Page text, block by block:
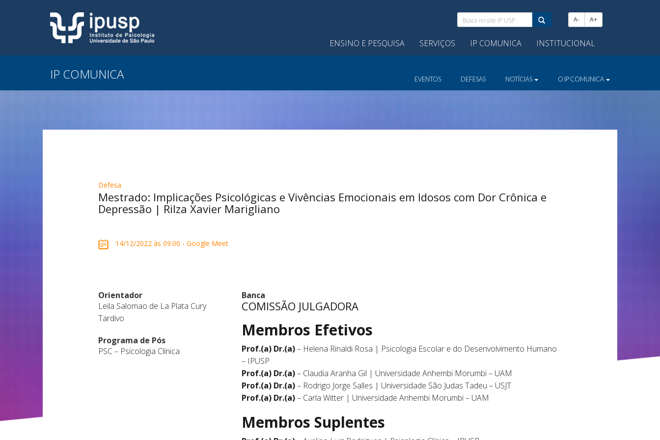
Busca
no
site
IP
A- A+
ENSINO E PESQUISA SERVIÇOS IP COMUNICA INSTITUCIONAL
IP COMUNICA EVENTOS DEFESAS NOTÍCIAS O IP COMUNICA
Defesa
Mestrado: Implicações Psicológicas e Vivências Emocionais em Idosos com Dor Crônica e
Depressão | Rilza Xavier Marigliano
14/12/2022 às 09:00 - Google Meet
Orientador
Leila Salomao de La Plata Cury
Tardivo
Programa de Pós
PSC – Psicologia Clínica
Banca
COMISSÃO JULGADORA
Membros Efetivos
Prof.(a) Dr.(a)– Helena Rinaldi Rosa | Psicologia Escolar e do Desenvolvimento Humano
– IPUSP
Prof.(a) Dr.(a)– Claudia Aranha Gil | Universidade Anhembi Morumbi – UAM
Prof.(a) Dr.(a)– Rodrigo Jorge Salles | Universidade São Judas Tadeu – USJT
Prof.(a) Dr.(a)– Carla Witter | Universidade Anhembi Morumbi – UAM
Membros Suplentes